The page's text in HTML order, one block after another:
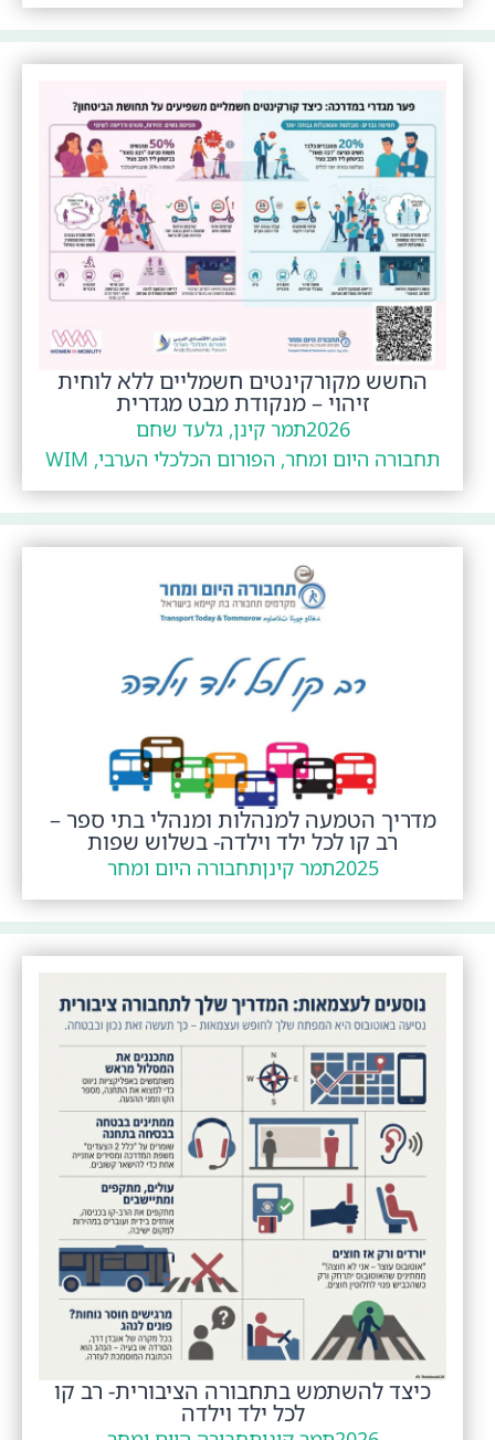
החשש מקורקינטים חשמליים ללא לוחית
זיהוי – מנקודת מבט מגדרית
2026תמר קינן, גלעד שחם
תחבורה היום ומחר, הפורום הכלכלי הערבי, WIM
מדריך הטמעה למנהלות ומנהלי בתי ספר –
רב קו לכל ילד וילדה- בשלוש שפות
2025תמר קינןתחבורה היום ומחר
כיצד להשתמש בתחבורה הציבורית- רב קו
לכל ילד וילדה